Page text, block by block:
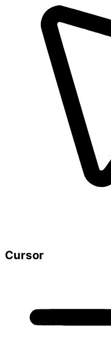
Cursor